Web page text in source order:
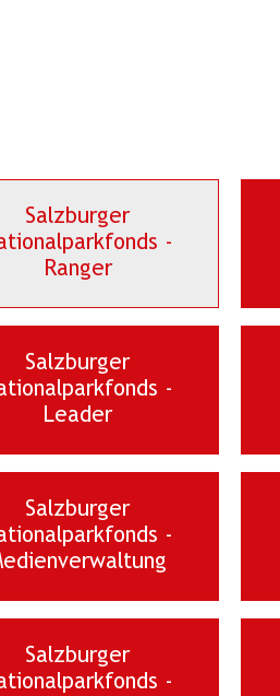
Salzburger
-
Ranger
Salzburger
-
Leader
Salzburger
-
Salzburger
-